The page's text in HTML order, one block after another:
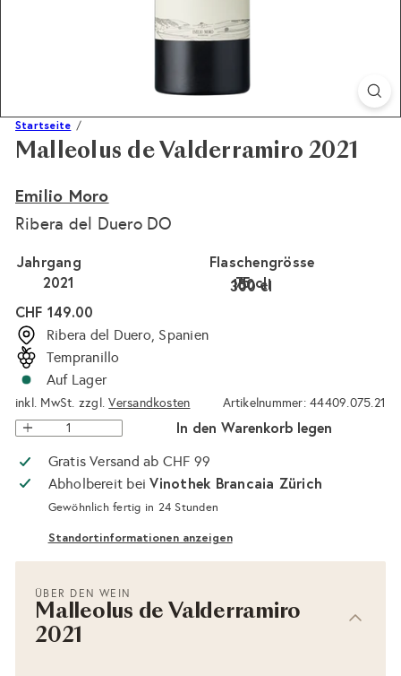
Startseite
Malleolus de Valderramiro 2021
Emilio Moro
Ribera del Duero DO
Flaschengrösse
75 cl
150 cl
300 cl
Jahrgang
2021
Normaler
Preis
CHF 149.00
Ribera del Duero, Spanien
Tempranillo
Auf Lager
inkl. MwSt. zzgl.Versandkosten Artikelnummer: 44409.075.21
In den Warenkorb legen
Gratis Versand ab CHF 99
Abholbereit beiVinothek Brancaia Zürich
Gewöhnlich fertig in 24 Stunden
Standortinformationen anzeigen
ÜBER DEN WEIN
Malleolus de Valderramiro
2021